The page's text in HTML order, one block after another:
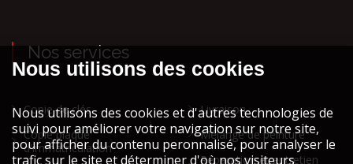
Nos services
Copie de clés
Copie plaque
d'immatriculation
Livraison
Mélange de peinture
Réparation et entretien